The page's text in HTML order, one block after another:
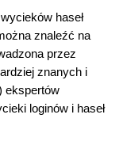
haseł
znaleźć na
przez
znanych i
ekspertów
loginów i haseł